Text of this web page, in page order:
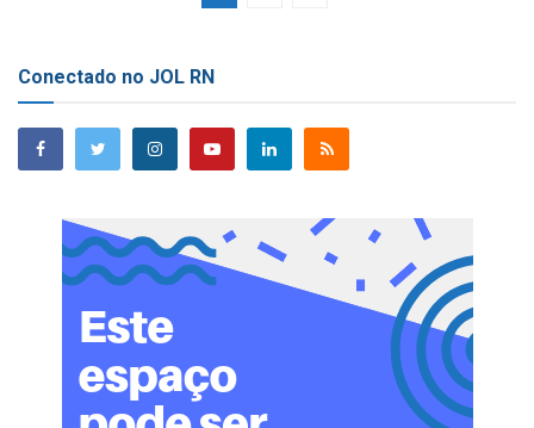
Conectado no JOL RN